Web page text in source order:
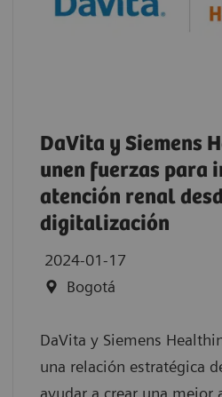
DaVita y Siemens
unen fuerzas para
atención renal
digitalización
2024-01-17
Bogotá
DaVita y Siemens
una relación estratégica
ayudar a crear una mejor